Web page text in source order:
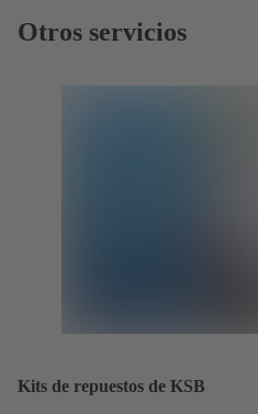
Otros servicios
Kits de repuestos de KSB